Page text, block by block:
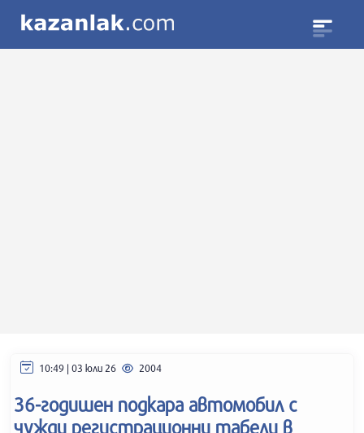
10:49 | 03 юли 26 2004
36-годишен подкара автомобил с
чужди регистрационни табели в